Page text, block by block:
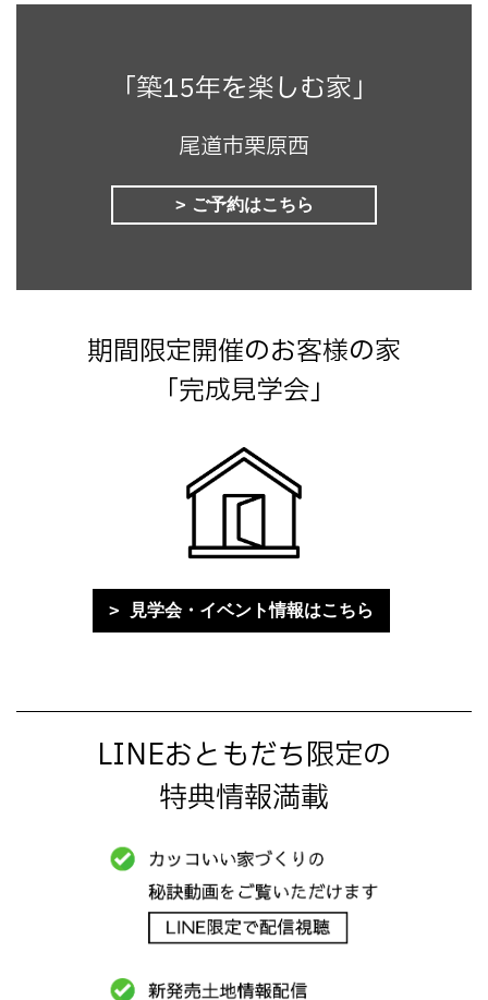
「築15年を楽しむ家」
尾道市栗原西
ご予約はこちら
期間限定開催のお客様の家
「完成見学会」
見学会・イベント情報はこちら
LINEおともだち限定の
特典情報満載